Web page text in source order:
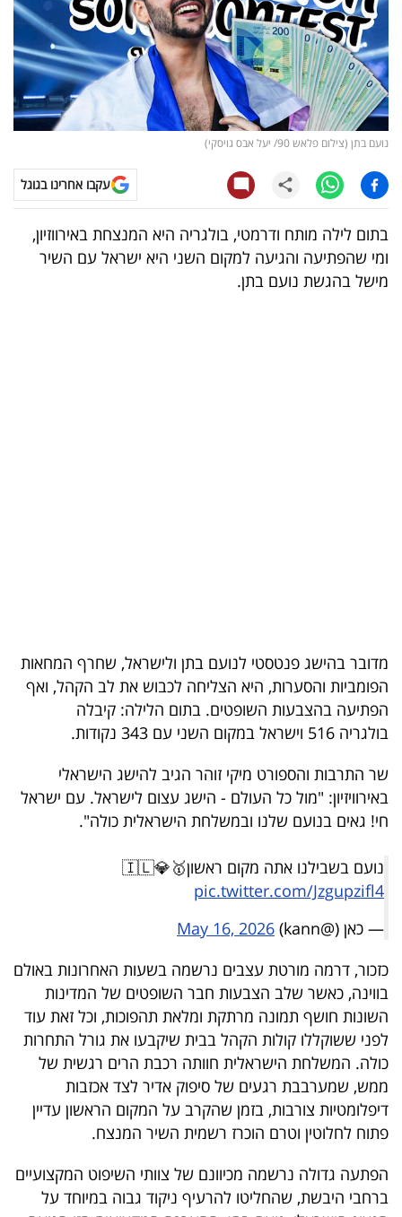
דעות
רכילות
עסקית
קריפטו
ויראלי
טלוויזיה
עסקי
ספורט
TOP-
5
המילון
הכלכלי
פודקאסט
40
UNDER
שיתופי
פעולה
דרושים
ניוזלטרים
מייל
נועם בתן (צילום פלאש 90/ יעל אבס גויסקי)
עקבו אחרינו בגוגל
בתום לילה מותח ודרמטי, בולגריה היא המנצחת באירווזיון,
ומי שהפתיעה והגיעה למקום השני היא ישראל עם השיר
מישל בהגשת נועם בתן.
מדובר בהישג פנטסטי לנועם בתן ולישראל, שחרף המחאות
הפומביות והסערות, היא הצליחה לכבוש את לב הקהל, ואף
הפתיעה בהצבעות השופטים. בתום הלילה: קיבלה
בולגריה 516 וישראל במקום השני עם 343 נקודות.
שר התרבות והספורט מיקי זוהר הגיב להישג הישראלי
באירוויזיון: "מול כל העולם - הישג עצום לישראל. עם ישראל
חי! גאים בנועם שלנו ובמשלחת הישראלית כולה".
נועם בשבילנו אתה מקום ראשון🥇💎🇮🇱
pic.twitter.com/Jzgupzifl4
— כאן (@kann)
May 16, 2026
כזכור, דרמה מורטת עצבים נרשמה בשעות האחרונות באולם
בווינה, כאשר שלב הצבעות חבר השופטים של המדינות
השונות חושף תמונה מרתקת ומלאת תהפוכות, וכל זאת עוד
לפני ששוקללו קולות הקהל בבית שיקבעו את גורל התחרות
כולה. המשלחת הישראלית חוותה רכבת הרים רגשית של
ממש, שמערבבת רגעים של סיפוק אדיר לצד אכזבות
דיפלומטיות צורבות, בזמן שהקרב על המקום הראשון עדיין
פתוח לחלוטין וטרם הוכרז רשמית השיר המנצח.
הפתעה גדולה נרשמה מכיוונם של צוותי השיפוט המקצועיים
ברחבי היבשת, שהחליטו להרעיף ניקוד גבוה במיוחד על